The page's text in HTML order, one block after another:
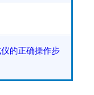
的正确操作步